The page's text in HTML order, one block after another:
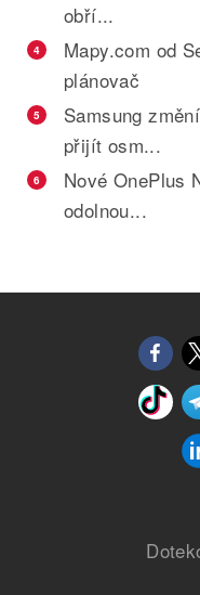
obří...
4
Mapy.com od
plánovač
5
Samsung
přijít osm...
6
Nové OnePlus
odolnou...